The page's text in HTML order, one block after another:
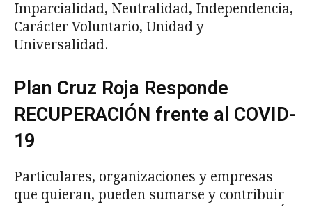
Imparcialidad, Neutralidad, Independencia,
Carácter Voluntario, Unidad y
Universalidad.
Plan Cruz Roja Responde
RECUPERACIÓN frente al COVID-
19
Particulares, organizaciones y empresas
que quieran, pueden sumarse y contribuir